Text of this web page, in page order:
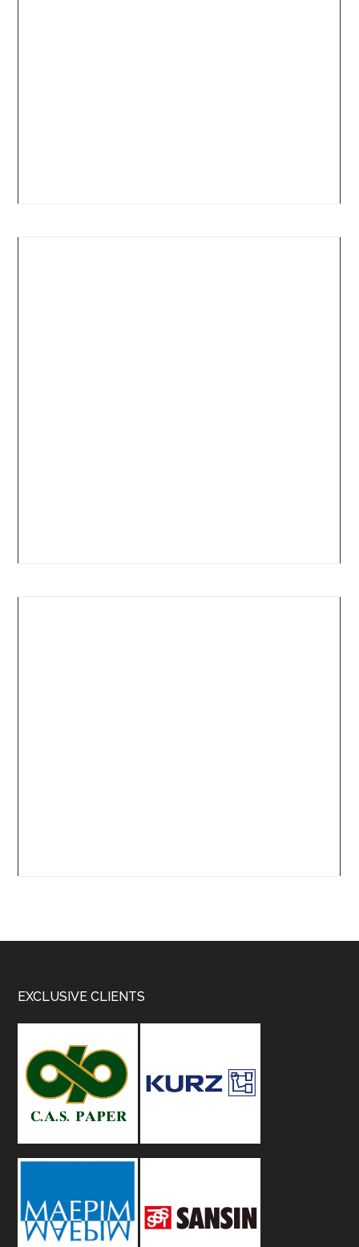
Footer
EXCLUSIVE CLIENTS